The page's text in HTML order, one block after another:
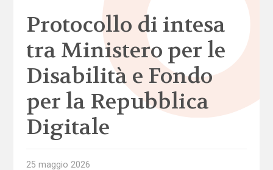
Protocollo di intesa
tra Ministero per le
Disabilità e Fondo
per la Repubblica
Digitale
25 maggio 2026